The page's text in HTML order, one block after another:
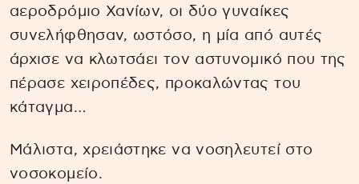
αεροδρόμιο Χανίων, οι δύο γυναίκες
συνελήφθησαν, ωστόσο, η μία από αυτές
άρχισε να κλωτσάει τον αστυνομικό που της
πέρασε χειροπέδες, προκαλώντας του
κάταγμα…
Μάλιστα, χρειάστηκε να νοσηλευτεί στο
νοσοκομείο.